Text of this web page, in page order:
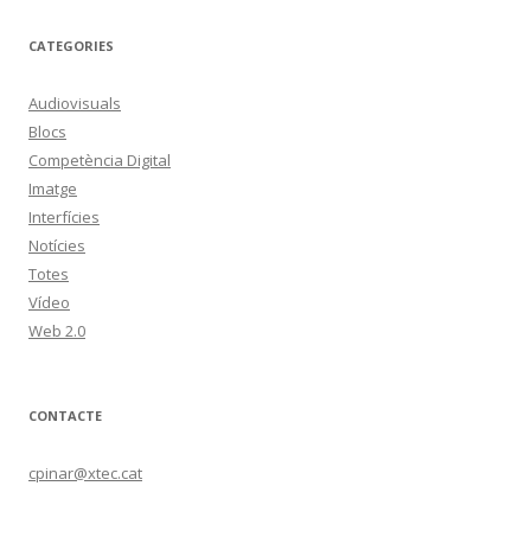
CATEGORIES
Audiovisuals
Blocs
Competència Digital
Imatge
Interfícies
Notícies
Totes
Vídeo
Web 2.0
CONTACTE
cpinar@xtec.cat